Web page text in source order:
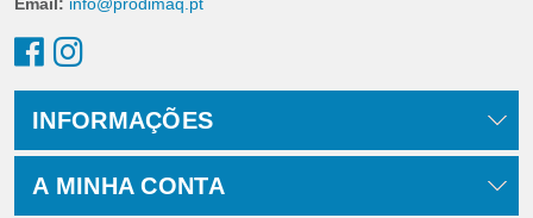
INFORMAÇÕES
A MINHA CONTA